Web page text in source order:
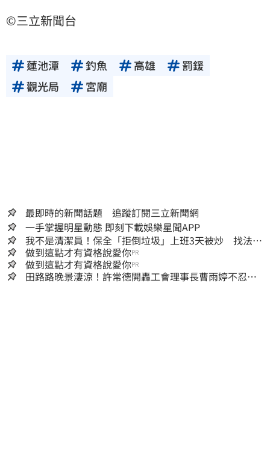
©三立新聞台
蓮池潭 釣魚 高雄
罰鍰
觀光局
宮廟
最即時的新聞話題 追蹤訂閱三立新聞網
一手掌握明星動態 即刻下載娛樂星聞APP
我不是清潔員！保全「拒倒垃圾」上班3天被炒 找法院
討公道結果出爐
做到這點才有資格說愛你PR
做到這點才有資格說愛你PR
田路路晚景淒涼！許常德開轟工會理事長曹雨婷不忍